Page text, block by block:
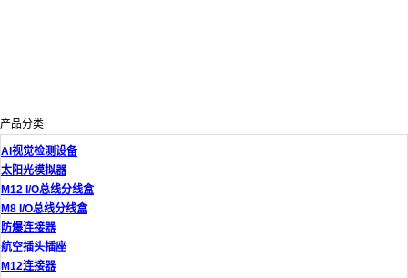
产品分类
AI视觉检测设备
太阳光模拟器
M12 I/O总线分线盒
M8 I/O总线分线盒
防爆连接器
航空插头插座
M12连接器